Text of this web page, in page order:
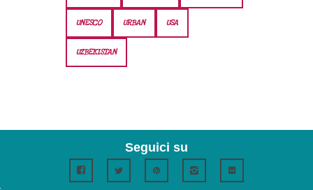
UNESCO URBAN USA
UZBEKISTAN
Seguici su